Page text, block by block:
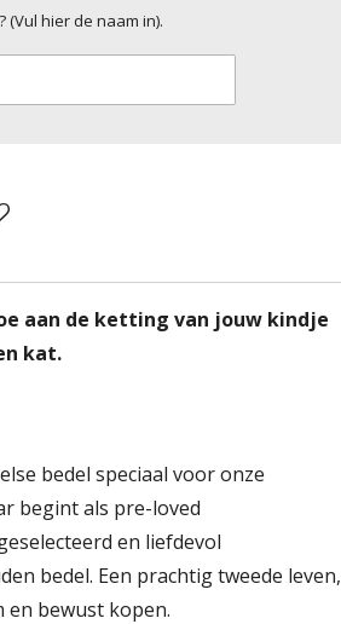
(Vul hier de naam in).
aan de ketting van jouw kindje
kat.
bedel speciaal voor onze
begint als pre-loved
en liefdevol
bedel. Een prachtig tweede leven,
en bewust kopen.